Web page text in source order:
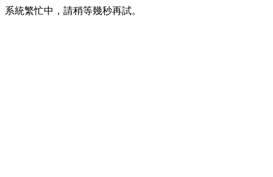
系統繁忙中，請稍等幾秒再試。